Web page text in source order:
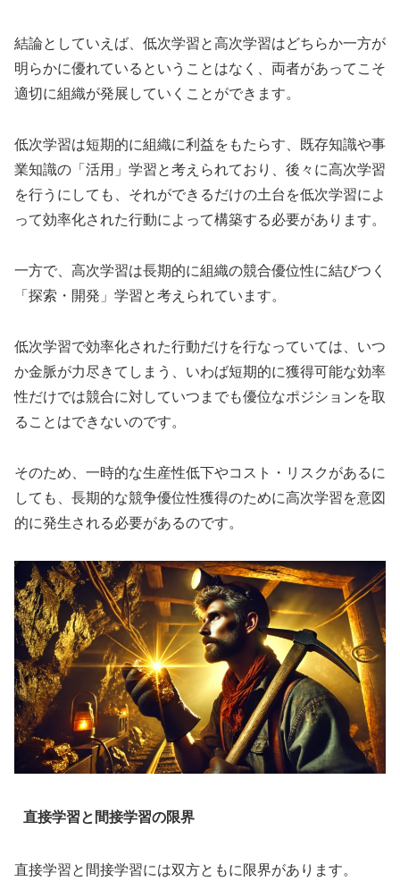
結論としていえば、低次学習と高次学習はどちらか一方が
明らかに優れているということはなく、両者があってこそ
適切に組織が発展していくことができます。
低次学習は短期的に組織に利益をもたらす、既存知識や事
業知識の「活用」学習と考えられており、後々に高次学習
を行うにしても、それができるだけの土台を低次学習によ
って効率化された行動によって構築する必要があります。
一方で、高次学習は長期的に組織の競合優位性に結びつく
「探索・開発」学習と考えられています。
低次学習で効率化された行動だけを行なっていては、いつ
か金脈が力尽きてしまう、いわば短期的に獲得可能な効率
性だけでは競合に対していつまでも優位なポジションを取
ることはできないのです。
そのため、一時的な生産性低下やコスト・リスクがあるに
しても、長期的な競争優位性獲得のために高次学習を意図
的に発生される必要があるのです。
直接学習と間接学習の限界
直接学習と間接学習には双方ともに限界があります。